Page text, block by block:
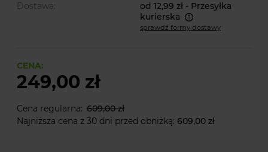
Dostawa:
od 12,99 zł - Przesyłka
kurierska
Cena nie zawiera ewentualnych kosztów płatności
sprawdź formy dostawy
CENA:
249,00 zł
Cena regularna: 609,00 zł
Najniższa cena z 30 dni przed obniżką: 609,00 zł